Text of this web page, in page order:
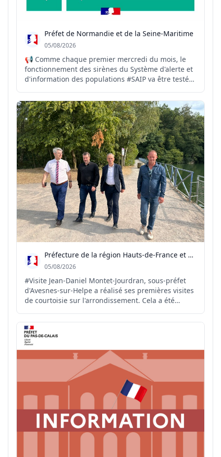
Préfet de Normandie et de la Seine-Maritime
05/08/2026
📢 Comme chaque premier mercredi du mois, le
fonctionnement des sirènes du Système d'alerte et
d'information des populations #SAIP va être testé
Préfecture de la région Hauts-de-France et du Nord
05/08/2026
#Visite Jean-Daniel Montet-Jourdran, sous-préfet
d'Avesnes-sur-Helpe a réalisé ses premières visites
de courtoisie sur l'arrondissement. Cela a été
et acteurs du territoire sur leurs projets et leurs
préoccupations, de visiter les lieux emblématique...